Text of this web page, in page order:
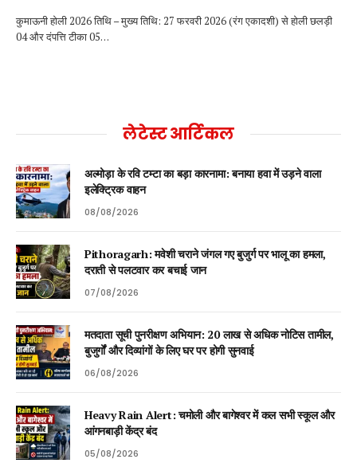
कुमाऊनी होली 2026 तिथि – मुख्य तिथि: 27 फरवरी 2026 (रंग एकादशी) से होली छलड़ी
04 और दंपत्ति टीका 05…
लेटेस्ट आर्टिकल
अल्मोड़ा के रवि टम्टा का बड़ा कारनामा: बनाया हवा में उड़ने वाला
इलेक्ट्रिक वाहन
08/08/2026
Pithoragarh: मवेशी चराने जंगल गए बुजुर्ग पर भालू का हमला,
दराती से पलटवार कर बचाई जान
07/08/2026
मतदाता सूची पुनरीक्षण अभियान: 20 लाख से अधिक नोटिस तामील,
बुजुर्गों और दिव्यांगों के लिए घर पर होगी सुनवाई
06/08/2026
Heavy Rain Alert: चमोली और बागेश्वर में कल सभी स्कूल और
आंगनबाड़ी केंद्र बंद
05/08/2026